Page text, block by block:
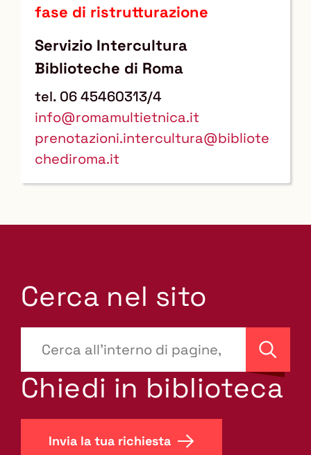
fase di ristrutturazione
Servizio Intercultura
Biblioteche di Roma
tel. 06 45460313/4
info@romamultietnica.it
prenotazioni.intercultura@bibliote
chediroma.it
Cerca nel sito
site-
search.label???
Cerca
Chiedi in biblioteca
Invia la tua richiesta